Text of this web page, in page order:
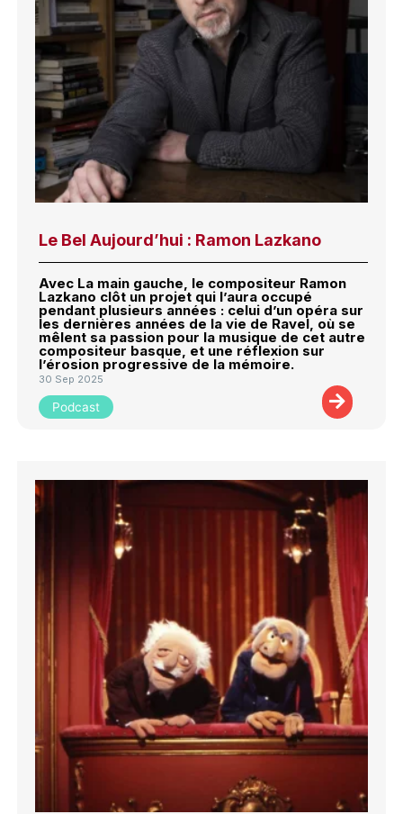
Le Bel Aujourd’hui : Ramon Lazkano
Avec La main gauche, le compositeur Ramon
Lazkano clôt un projet qui l’aura occupé
pendant plusieurs années : celui d’un opéra sur
les dernières années de la vie de Ravel, où se
mêlent sa passion pour la musique de cet autre
compositeur basque, et une réflexion sur
l’érosion progressive de la mémoire.
30 Sep 2025
Podcast